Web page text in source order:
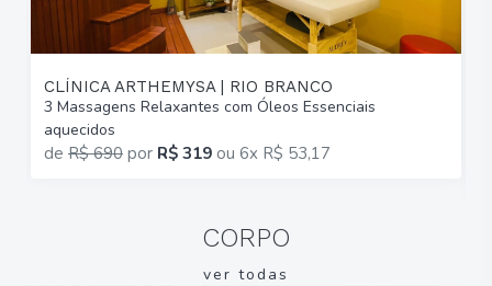
CLÍNICA ARTHEMYSA | RIO BRANCO
3 Massagens Relaxantes com Óleos Essenciais
aquecidos
de R$ 690 por R$ 319 ou 6x R$ 53,17
CORPO
ver todas